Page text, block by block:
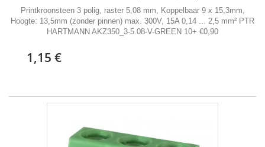
Printkroonsteen 3 polig, raster 5,08 mm, Koppelbaar 9 x 15,3mm,
Hoogte: 13,5mm (zonder pinnen) max. 300V, 15A 0,14 ... 2,5 mm² PTR
HARTMANN AKZ350_3-5.08-V-GREEN 10+ €0,90
1,15 €